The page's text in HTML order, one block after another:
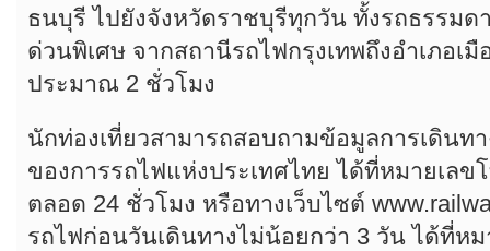
ธนบุรี ไปยังจังหวัดราชบุรีทุกวัน ทั้งรถธรรมด
ด่วนพิเศษ จากสถานีรถไฟกรุงเทพถึงอำเภอเมื
ประมาณ 2 ชั่วโมง
นักท่องเที่ยวสามารถสอบถามข้อมูลการเดินท
ของการรถไฟแห่งประเทศไทย ได้ที่หมายเลข
ตลอด 24 ชั่วโมง หรือทางเว็บไซต์
รถไฟก่อนวันเดินทางไม่น้อยกว่า 3 วัน ได้ที่ห